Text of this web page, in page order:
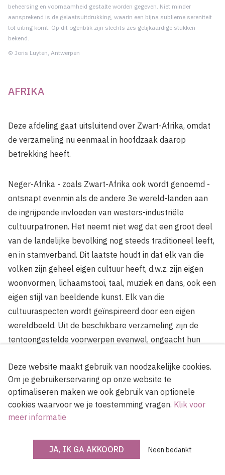
beheersing en voornaamheid gestalte worden gegeven. Niet minder
aansprekend is de gelaatsuitdrukking, waarin een bijna sublieme sereniteit
tot uiting komt. Op dit ogenblik zijn slechts zes gelijkaardige stukken
bekend.
© Joris Luyten, Antwerpen
AFRIKA
Deze afdeling gaat uitsluitend over Zwart-Afrika, omdat
de verzameling nu eenmaal in hoofdzaak daarop
betrekking heeft.
Neger-Afrika - zoals Zwart-Afrika ook wordt genoemd -
ontsnapt evenmin als de andere 3e wereld-landen aan
de ingrijpende invloeden van westers-industriële
cultuurpatronen. Het neemt niet weg dat een groot deel
van de landelijke bevolking nog steeds traditioneel leeft,
en in stamverband. Dit laatste houdt in dat elk van die
volken zijn geheel eigen cultuur heeft, d.w.z. zijn eigen
woonvormen, lichaamstooi, taal, muziek en dans, ook een
eigen stijl van beeldende kunst. Elk van die
cultuuraspecten wordt geïnspireerd door een eigen
wereldbeeld. Uit de beschikbare verzameling zijn de
tentoongestelde voorwerpen evenwel, ongeacht hun
indringend beeld van de Afrikaanse mens te komen, leek
het zinvoller de meest rijke cultuurfacetten thematisch
te benaderen.
Hoffelijkheid is in Zwart-Afrika een hoog op prijs
Deze website maakt gebruik van noodzakelijke cookies.
Om je gebruikerservaring op onze website te
optimaliseren maken we ook gebruik van optionele
cookies waarvoor we je toestemming vragen. Klik voor
meer informatie
JA, IK GA AKKOORD Neen bedankt